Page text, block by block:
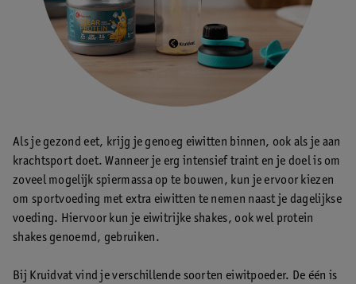
Als je gezond eet, krijg je genoeg eiwitten binnen, ook als je aan
krachtsport doet. Wanneer je erg intensief traint en je doel is om
zoveel mogelijk spiermassa op te bouwen, kun je ervoor kiezen
om sportvoeding met extra eiwitten te nemen naast je dagelijkse
voeding. Hiervoor kun je eiwitrijke shakes, ook wel protein
shakes genoemd, gebruiken.
Bij Kruidvat vind je verschillende soorten eiwitpoeder. De één is